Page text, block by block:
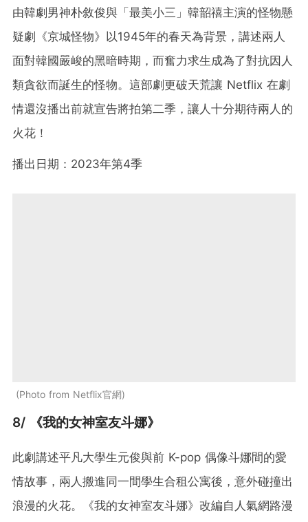
由韓劇男神朴敘俊與「最美小三」韓韶禧主演的怪物懸
疑劇《京城怪物》以1945年的春天為背景，講述兩人
面對韓國嚴峻的黑暗時期，而奮力求生成為了對抗因人
類貪欲而誕生的怪物。這部劇更破天荒讓 Netflix 在劇
情還沒播出前就宣告將拍第二季，讓人十分期待兩人的
火花！
播出日期：2023年第4季
Photo from Netflix官網
8/ 《我的女神室友斗娜》
此劇講述平凡大學生元俊與前 K-pop 偶像斗娜間的愛
情故事，兩人搬進同一間學生合租公寓後，意外碰撞出
浪漫的火花。《我的女神室友斗娜》改編自人氣網路漫